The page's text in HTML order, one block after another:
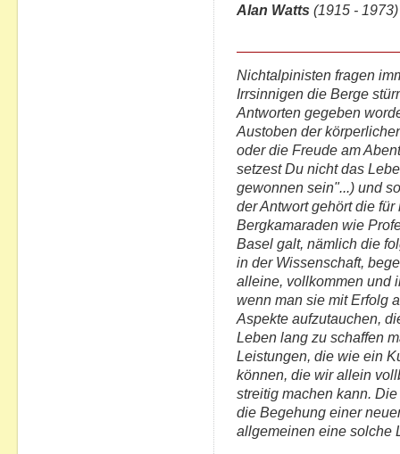
Alan Watts (1915 - 1973)
Nichtalpinisten fragen
Irrsinnigen die Berge
Antworten gegeben
Austoben der
oder die Freude am
setzest Du nicht das
gewonnen sein"...) und
der Antwort gehört die
Bergkamaraden wie
Basel galt, nämlich die
in der Wissenschaft,
alleine, vollkommen und
wenn man sie mit Erfolg
Aspekte aufzutauchen,
Leben lang zu schaffen
Leistungen, die wie ein
können, die wir allein
streitig machen kann.
die Begehung einer
allgemeinen eine solche